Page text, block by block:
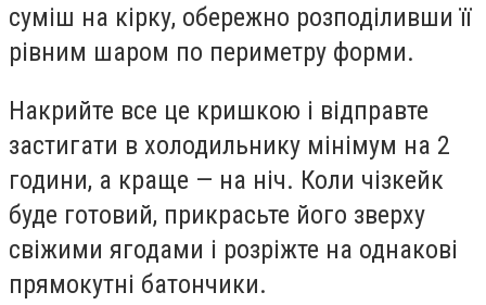
суміш на кірку, обережно розподіливши її
рівним шаром по периметру форми.
Накрийте все це кришкою і відправте
застигати в холодильнику мінімум на 2
години, а краще — на ніч. Коли чізкейк
буде готовий, прикрасьте його зверху
свіжими ягодами і розріжте на однакові
прямокутні батончики.